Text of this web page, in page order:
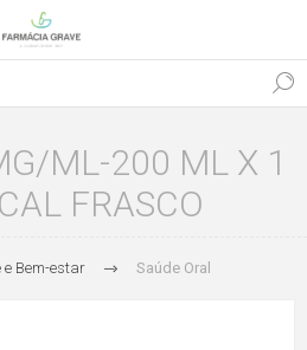
ML-200 ML X 1
FRASCO
e Bem-estar Saúde Oral